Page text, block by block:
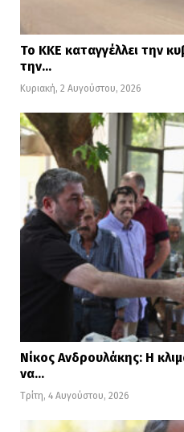
Το ΚΚΕ καταγγέλλει την
την…
Κυριακή, 2 Αυγούστου, 2026
Νίκος Ανδρουλάκης: Η
να…
Τρίτη, 4 Αυγούστου, 2026